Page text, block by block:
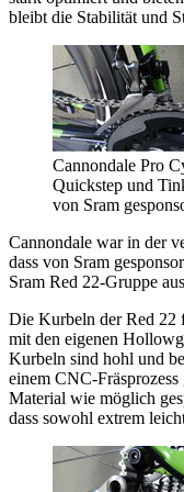
bleibt die Stabilität und
Cannondale Pro
Quickstep und
von Sram
Cannondale war in der
dass von Sram
Sram Red 22-Gruppe
Die Kurbeln der Red 22
mit den eigenen
Kurbeln sind hohl und
einem CNC-
Material wie möglich
dass sowohl extrem